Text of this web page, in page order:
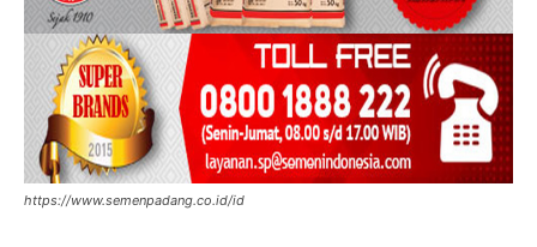
https://www.semenpadang.co.id/id